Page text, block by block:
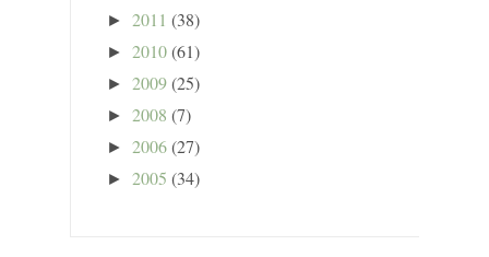
► 2011 (38)
► 2010(61)
► 2009(25)
► 2008 (7)
► 2006(27)
► 2005 (34)